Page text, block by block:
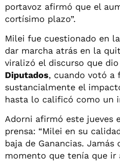
portavoz afirmó que el
cortísimo plazo”.
Milei fue cuestionado en
dar marcha atrás en la
viralizó el discurso que
Diputados, cuando votó a
sustancialmente el
hasta lo calificó como un
Adorni afirmó este jueves
prensa: “Milei en su
baja de Ganancias. Jamás
momento que tenía que ir